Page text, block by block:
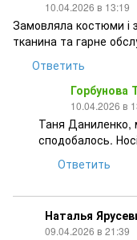
10.04.2026 в 13:19
Замовляла костюми і
тканина та гарне
Ответить
Горбунова
10.04.2026 в
Таня
сподобалось.
Ответить
Наталья
09.04.2026 в 21:39